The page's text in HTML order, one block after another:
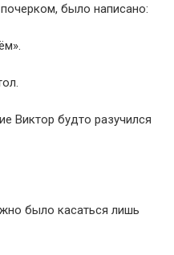
было написано:
Виктор будто разучился
было касаться лишь